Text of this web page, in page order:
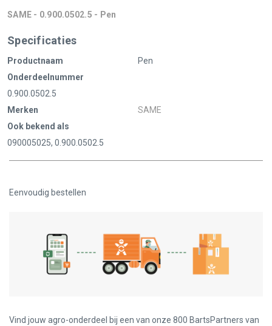
SAME - 0.900.0502.5 - Pen
Specificaties
Productnaam
Pen
Onderdeelnummer
0.900.0502.5
Merken
SAME
Ook bekend als
090005025, 0.900.0502.5
Eenvoudig bestellen
Vind jouw agro-onderdeel bij een van onze 800 BartsPartners van